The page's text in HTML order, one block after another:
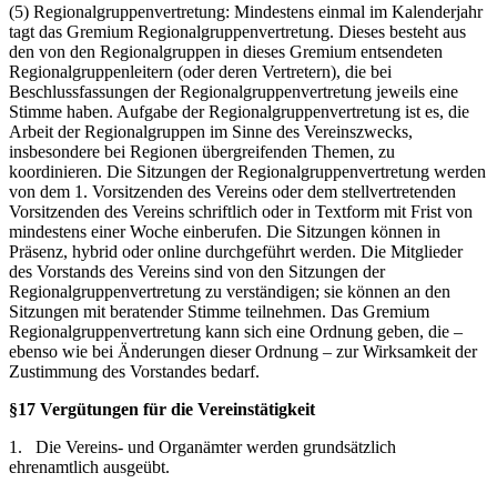
(5) Regionalgruppenvertretung: Mindestens einmal im Kalenderjahr
tagt das Gremium Regionalgruppenvertretung. Dieses besteht aus
den von den Regionalgruppen in dieses Gremium entsendeten
Regionalgruppenleitern (oder deren Vertretern), die bei
Beschlussfassungen der Regionalgruppenvertretung jeweils eine
Stimme haben. Aufgabe der Regionalgruppenvertretung ist es, die
Arbeit der Regionalgruppen im Sinne des Vereinszwecks,
insbesondere bei Regionen übergreifenden Themen, zu
koordinieren. Die Sitzungen der Regionalgruppenvertretung werden
von dem 1. Vorsitzenden des Vereins oder dem stellvertretenden
Vorsitzenden des Vereins schriftlich oder in Textform mit Frist von
mindestens einer Woche einberufen. Die Sitzungen können in
Präsenz, hybrid oder online durchgeführt werden. Die Mitglieder
des Vorstands des Vereins sind von den Sitzungen der
Regionalgruppenvertretung zu verständigen; sie können an den
Sitzungen mit beratender Stimme teilnehmen. Das Gremium
Regionalgruppenvertretung kann sich eine Ordnung geben, die –
ebenso wie bei Änderungen dieser Ordnung – zur Wirksamkeit der
Zustimmung des Vorstandes bedarf.
§17 Vergütungen für die Vereinstätigkeit
1. Die Vereins- und Organämter werden grundsätzlich
ehrenamtlich ausgeübt.